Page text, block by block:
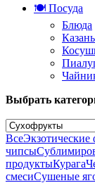
🍽️ Посуда
Блюда
Выбрать
ВсеЭкзотические
чипсы
продуктыКурага
смесиСушеные